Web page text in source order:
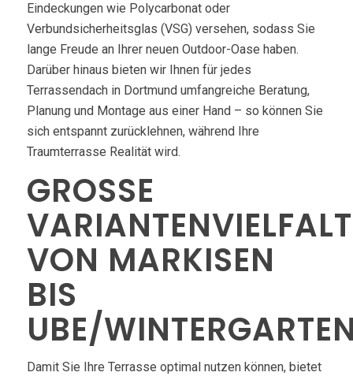
Eindeckungen wie Polycarbonat oder
Verbundsicherheitsglas (VSG) versehen, sodass Sie
lange Freude an Ihrer neuen Outdoor-Oase haben.
Darüber hinaus bieten wir Ihnen für jedes
Terrassendach in Dortmund umfangreiche Beratung,
Planung und Montage aus einer Hand – so können Sie
sich entspannt zurücklehnen, während Ihre
Traumterrasse Realität wird.
GROSSE V
ARIANTENVIELFALT:
ON MARKISEN B
IS U
BE/WINTERGARTEN
Damit Sie Ihre Terrasse optimal nutzen können, bietet